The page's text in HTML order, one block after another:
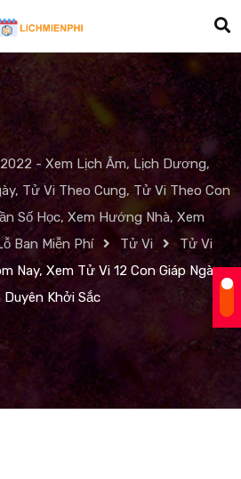
- Xem Lịch Âm, Lịch Dương,
Tử Vi Theo Cung, Tử Vi Theo Con
Số Học, Xem Hướng Nhà, Xem
Ban Miễn Phí
Tử Vi
Tử Vi
Nay, Xem Tử Vi 12 Con Giáp Ngày
Khởi Sắc